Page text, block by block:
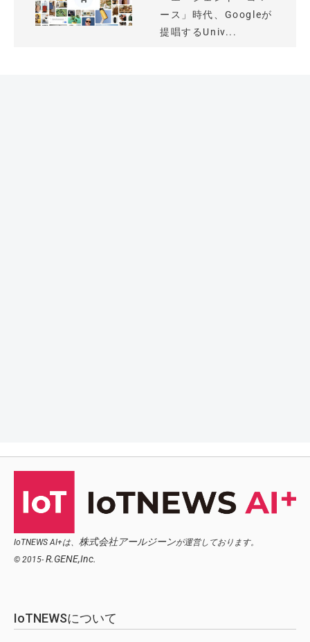
ース」時代、Googleが
提唱するUniv...
IoTNEWS AI+は、 株式会社アールジーンが運営しております。
© 2015- R.GENE,Inc.
IoTNEWSについて